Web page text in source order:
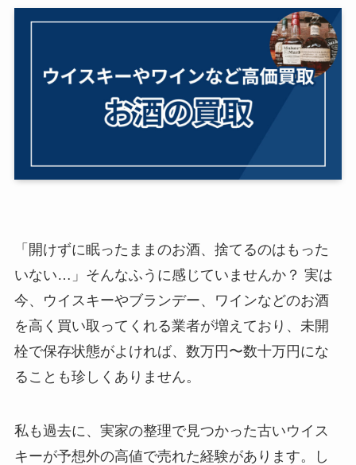
「開けずに眠ったままのお酒、捨てるのはもった
いない…」そんなふうに感じていませんか？ 実は
今、ウイスキーやブランデー、ワインなどのお酒
を高く買い取ってくれる業者が増えており、未開
栓で保存状態がよければ、数万円〜数十万円にな
ることも珍しくありません。
私も過去に、実家の整理で見つかった古いウイス
キーが予想外の高値で売れた経験があります。し